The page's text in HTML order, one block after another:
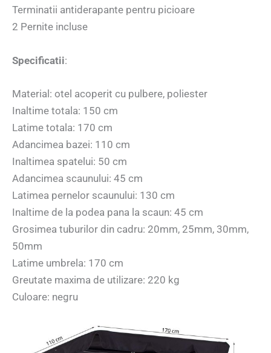
Terminatii antiderapante pentru picioare
2 Pernite incluse
Specificatii:
Material: otel acoperit cu pulbere, poliester
Inaltime totala: 150 cm
Latime totala: 170 cm
Adancimea bazei: 110 cm
Inaltimea spatelui: 50 cm
Adancimea scaunului: 45 cm
Latimea pernelor scaunului: 130 cm
Inaltime de la podea pana la scaun: 45 cm
Grosimea tuburilor din cadru: 20mm, 25mm, 30mm,
50mm
Latime umbrela: 170 cm
Greutate maxima de utilizare: 220 kg
Culoare: negru